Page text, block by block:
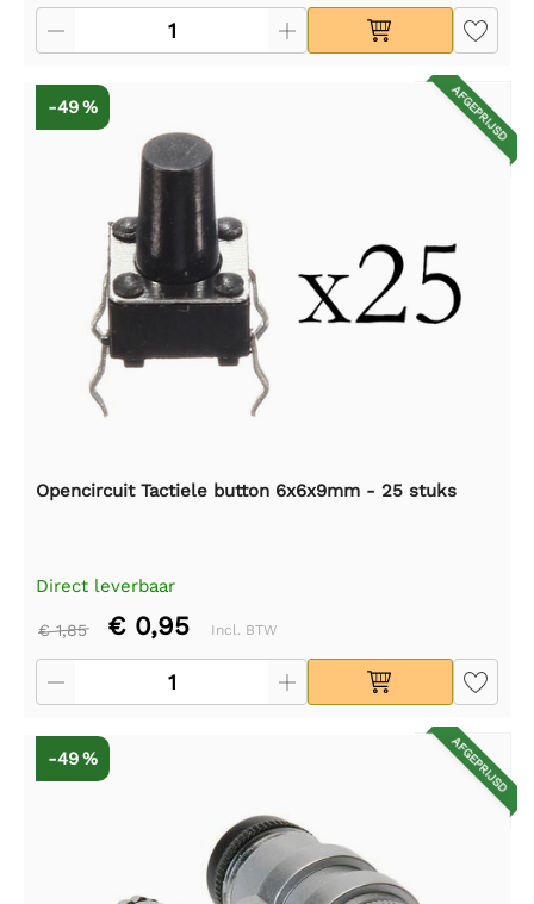
AFGEPRIJSD
-49 %
Opencircuit Tactiele button 6x6x9mm - 25 stuks
Direct leverbaar
€ 1,85 € 0,95 Incl. BTW
AFGEPRIJSD
-49 %